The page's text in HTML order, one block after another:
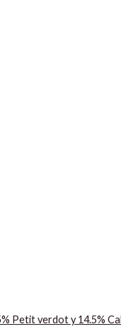
Petit verdot y 14.5%